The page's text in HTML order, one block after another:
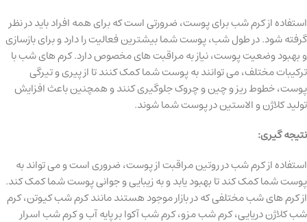
استفاده از کرم شب برای پوست، ضرورتی است که برای همه افراد باید در نظر
گرفته شود. در طول شب، پوست شما بیشترین فعالیت را دارد و برای بازسازی
و بهبود وضعیت پوست، نیاز به مراقبت های مخصوص دارد. کرم های شب با
ترکیبات مختلف، می توانند به پوست شما کمک کنند تا از پیری و تیرگی
پوست، خطوط ریز و چین و چروک جلوگیری کنند و همچنین باعث افزایش
تولید کلاژن و الاستین در پوست شما شوند.
نتیجه گیری:
استفاده از کرم شب در روتین مراقبت از پوست، ضروری است و می تواند به
پوست شما کمک کند تا بهبود یابد و به زیبایی و جوانی پوست شما کمک کند.
از کرم های شب مختلفی که در بازار موجود هستند مانند کرم شب کیوتن، کرم
شب کلاژن دریایی، کرم شب مزو، کرم شب آکوا بر پایه آب و کرم شب اسرار